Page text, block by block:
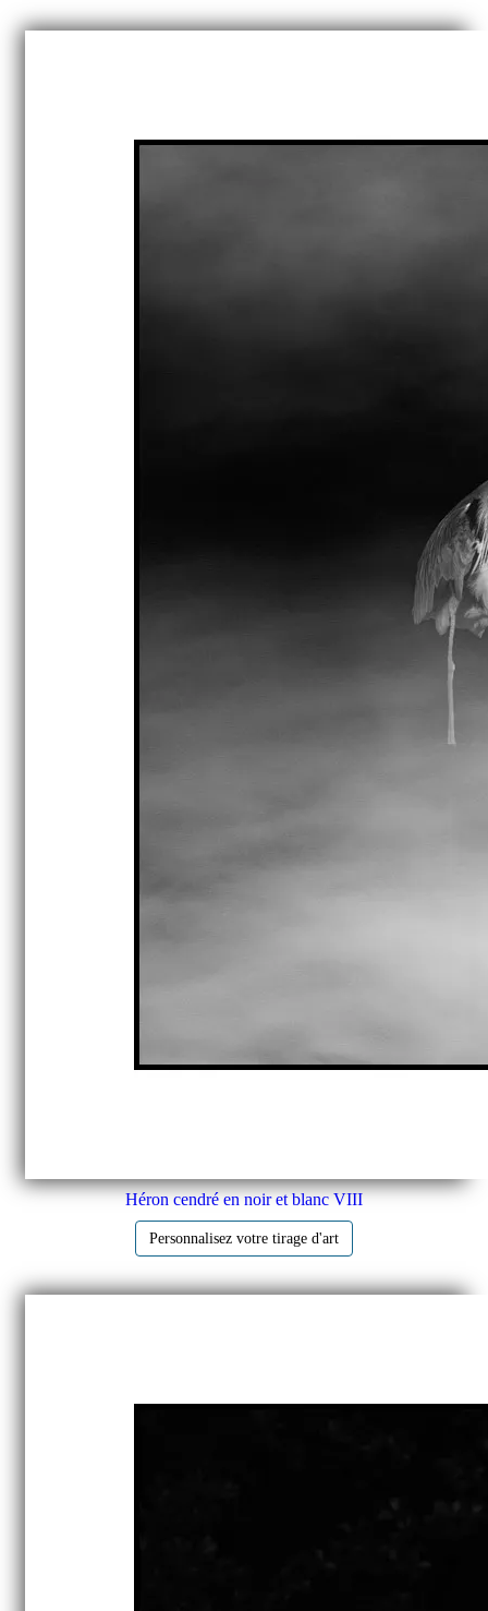
Héron cendré en noir et blanc VIII
Personnalisez votre tirage d'art